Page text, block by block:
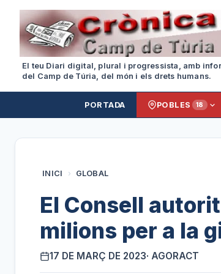
El teu Diari digital, plural i progressista, amb
del Camp de Túria, del món i els drets humans.
PORTADA POBLES 18
INICI › GLOBAL
El Consell
milions per a la
17 DE MARÇ DE 2023· AGORACT